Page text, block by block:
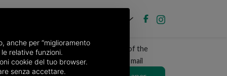
Receive a copy of the
newspaper by mail
anche per “miglioramento
relative funzioni.
cookie del tuo browser.
senza accettare.